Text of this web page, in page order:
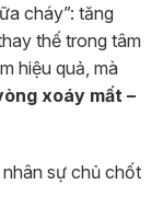
cháy”: tăng
thế trong tâm
hiệu quả, mà
xoáy mất –
sự chủ chốt